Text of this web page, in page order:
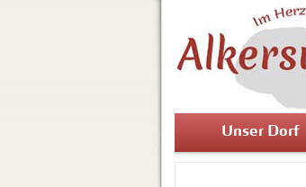
Unser Dorf